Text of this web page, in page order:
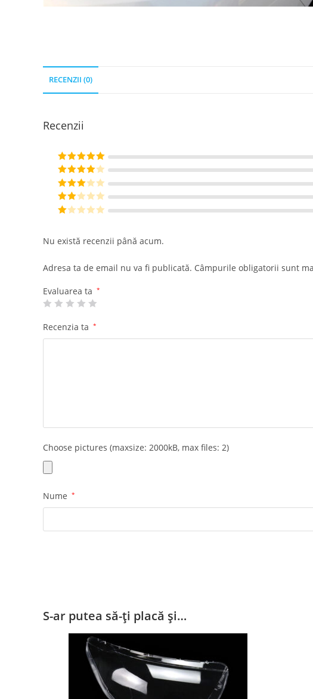
RECENZII (0)
Recenzii
Evaluat la5
din 5
Evaluat la
4din 5
Evaluat
la3din
Eval
di
5
Nu există recenzii până acum.
Adresa ta de email nu va fi publicată. Câmpurile obligatorii sunt
Evaluarea ta *
Recenzia ta *
Choose pictures (maxsize: 2000kB, max files: 2)
Nume *
S-ar putea să-ți placă și…